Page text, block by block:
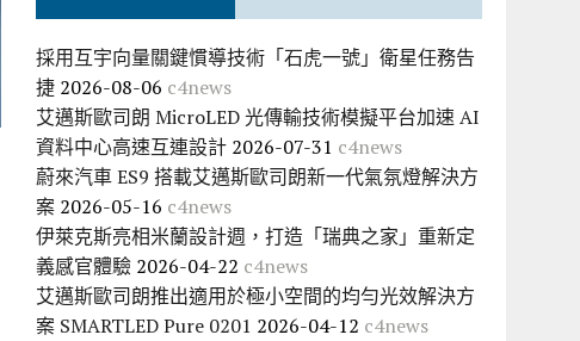
採用互宇向量關鍵慣導技術「石虎一號」衛星任務告
捷 2026-08-06 c4news
艾邁斯歐司朗 MicroLED 光傳輸技術模擬平台加速 AI
資料中心高速互連設計 2026-07-31 c4news
蔚來汽車 ES9 搭載艾邁斯歐司朗新一代氣氛燈解決方
案 2026-05-16 c4news
伊萊克斯亮相米蘭設計週，打造「瑞典之家」重新定
義感官體驗 2026-04-22 c4news
艾邁斯歐司朗推出適用於極小空間的均勻光效解決方
案 SMARTLED Pure 0201 2026-04-12 c4news